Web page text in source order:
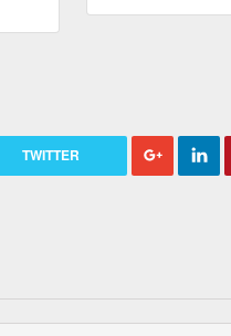
TWITTER